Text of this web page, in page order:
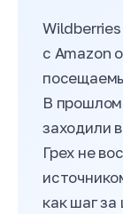
с Amazon
В
заходили
Грех не
как шаг